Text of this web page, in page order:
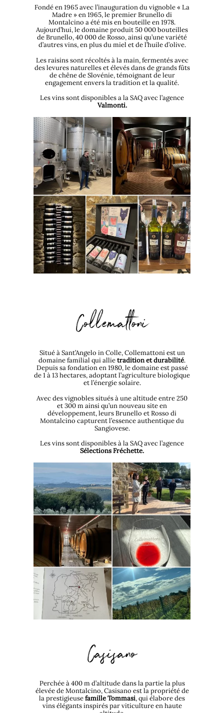
Fondé en 1965 avec l’inauguration du vignoble « La
Madre » en 1965, le premier Brunello di
Montalcino a été mis en bouteille en 1978.
Aujourd’hui, le domaine produit 50 000 bouteilles
de Brunello, 40 000 de Rosso, ainsi qu’une variété
d’autres vins, en plus du miel et de l’huile d’olive.
Les raisins sont récoltés à la main, fermentés avec
des levures naturelles et élevés dans de grands fûts
de chêne de Slovénie, témoignant de leur
engagement envers la tradition et la qualité.
Les vins sont disponibles a la SAQ avec l’agence
Valmonti.
Collemattoni
Situé à Sant’Angelo in Colle, Collemattoni est un
domaine familial qui allie tradition et durabilité.
Depuis sa fondation en 1980, le domaine est passé
de 1 à 13 hectares, adoptant l’agriculture biologique
et l’énergie solaire.
Avec des vignobles situés à une altitude entre 250
et 300 m ainsi qu’un nouveau site en
développement, leurs Brunello et Rosso di
Montalcino capturent l’essence authentique du
Sangiovese.
Les vins sont disponibles à la SAQ avec l’agence
Sélections Fréchette.
Casisano
Perchée à 400 m d’altitude dans la partie la plus
élevée de Montalcino, Casisano est la propriété de
la prestigieuse famille Tommasi, qui élabore des
vins élégants inspirés par viticulture en haute